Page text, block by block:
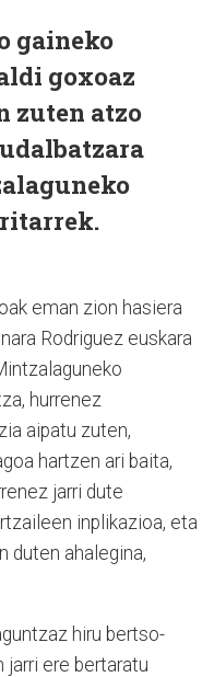
gaineko
goxoaz
zuten atzo
eman zion hasiera
Rodriguez euskara
hurrenez
aipatu zuten,
hartzen ari baita,
jarri dute
inplikazioa, eta
duten ahalegina,
hiru bertso-
jarri ere bertaratu